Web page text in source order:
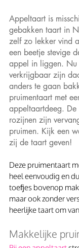
Appeltaart is
gebakken taart in
zelf zo lekker vind
een beetje stevige
appel in liggen. Nu
verkrijgbaar zijn
anders te gaan
pruimentaart met
appeltaartdeeg. De
rozijnen zijn
pruimen. Kijk een
zij de taart geven!
Deze pruimentaart
heel eenvoudig en
toefjes bovenop
maar ook zonder
heerlijke taart om
Makkelijke